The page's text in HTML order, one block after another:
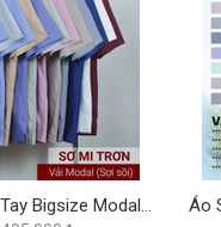
Áo Sơ Mi Màu Ngắn Tay Bigsize Modal Regular 405 Vĩnh Tiến - Nhiều Màu